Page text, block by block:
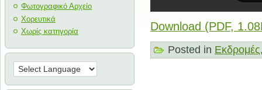
Φωτογραφικό Αρχείο
Χορευτικά
Χωρίς κατηγορία
Download (PDF,
Posted in Εκδρομές